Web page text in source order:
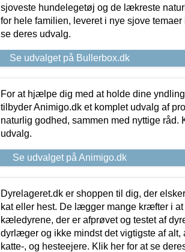
sjoveste hundelegetøj og de lækreste
for hele familien, leveret i nye sjove
se deres udvalg.
Se udvalget på Bullerbox.dk
For at hjælpe dig med at holde dine
tilbyder Animigo.dk et komplet udvalg af
naturlig godhed, sammen med nyttige råd.
udvalg.
Se udvalget på Animigo.dk
Dyrelageret.dk er shoppen til dig, der
kat eller hest. De lægger mange kræfter i at
kæledyrene, der er afprøvet og testet af
dyrlæger og ikke mindst det vigtigste af alt,
katte-, og hesteejere. Klik her for at se